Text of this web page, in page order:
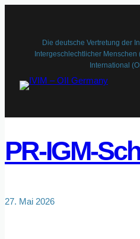
Die deutsche Vertretung der
Intergeschlechtlicher Menschen
International
PR-IGM-
27. Mai 2026